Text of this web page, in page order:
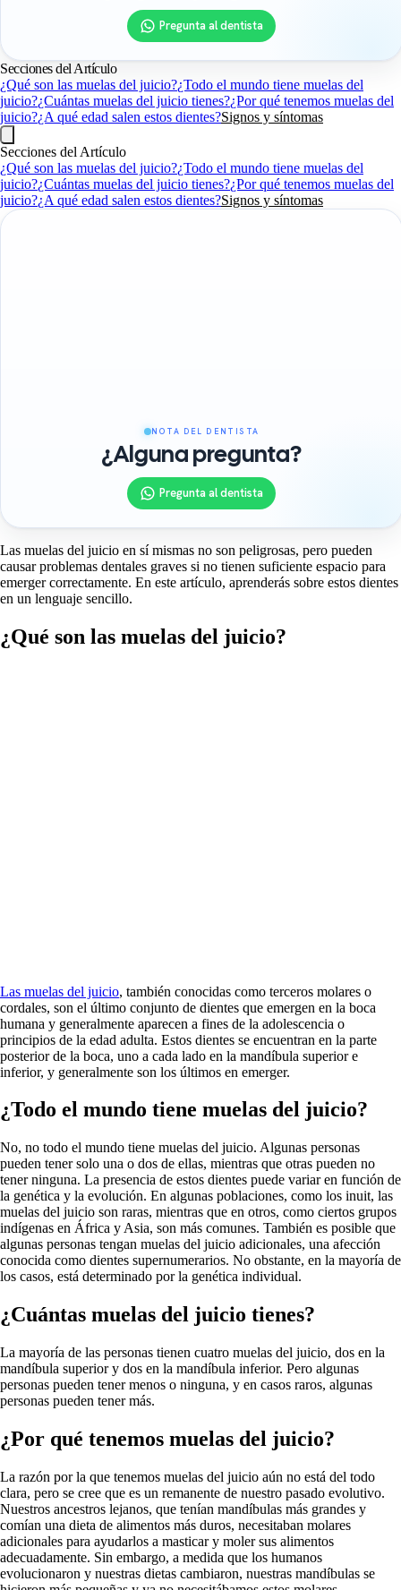
Pregunta al dentista
Secciones del Artículo
¿Qué son las muelas del juicio?¿Todo el mundo tiene muelas del
juicio?¿Cuántas muelas del juicio tienes?¿Por qué tenemos muelas del
juicio?¿A qué edad salen estos dientes?Signos y síntomas
Secciones del Artículo
¿Qué son las muelas del juicio?¿Todo el mundo tiene muelas del
juicio?¿Cuántas muelas del juicio tienes?¿Por qué tenemos muelas del
juicio?¿A qué edad salen estos dientes?Signos y síntomas
NOTA DEL DENTISTA
¿Alguna pregunta?
Pregunta al dentista
Las muelas del juicio en sí mismas no son peligrosas, pero pueden
causar problemas dentales graves si no tienen suficiente espacio para
emerger correctamente. En este artículo, aprenderás sobre estos dientes
en un lenguaje sencillo.
¿Qué son las muelas del juicio?
Las muelas del juicio, también conocidas como terceros molares o
cordales, son el último conjunto de dientes que emergen en la boca
humana y generalmente aparecen a fines de la adolescencia o
principios de la edad adulta. Estos dientes se encuentran en la parte
posterior de la boca, uno a cada lado en la mandíbula superior e
inferior, y generalmente son los últimos en emerger.
¿Todo el mundo tiene muelas del juicio?
No, no todo el mundo tiene muelas del juicio. Algunas personas
pueden tener solo una o dos de ellas, mientras que otras pueden no
tener ninguna. La presencia de estos dientes puede variar en función de
la genética y la evolución. En algunas poblaciones, como los inuit, las
muelas del juicio son raras, mientras que en otros, como ciertos grupos
indígenas en África y Asia, son más comunes. También es posible que
algunas personas tengan muelas del juicio adicionales, una afección
conocida como dientes supernumerarios. No obstante, en la mayoría de
los casos, está determinado por la genética individual.
¿Cuántas muelas del juicio tienes?
La mayoría de las personas tienen cuatro muelas del juicio, dos en la
mandíbula superior y dos en la mandíbula inferior. Pero algunas
personas pueden tener menos o ninguna, y en casos raros, algunas
personas pueden tener más.
¿Por qué tenemos muelas del juicio?
La razón por la que tenemos muelas del juicio aún no está del todo
clara, pero se cree que es un remanente de nuestro pasado evolutivo.
Nuestros ancestros lejanos, que tenían mandíbulas más grandes y
comían una dieta de alimentos más duros, necesitaban molares
adicionales para ayudarlos a masticar y moler sus alimentos
adecuadamente. Sin embargo, a medida que los humanos
evolucionaron y nuestras dietas cambiaron, nuestras mandíbulas se